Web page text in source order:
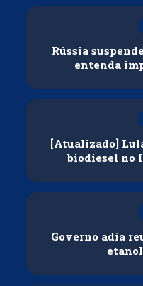
Rússia
entenda
[Atualizado]
biodiesel no
Governo adia